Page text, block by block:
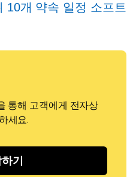
10개 약속 일정 소프트
통해 고객에게 전자상
세요.
기